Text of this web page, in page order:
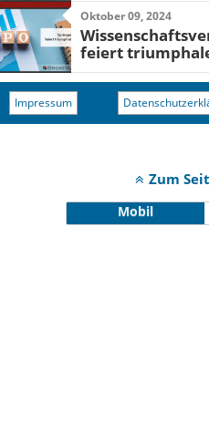
Oktober 09, 2024
feiert
Impressum
Zum
Mobil